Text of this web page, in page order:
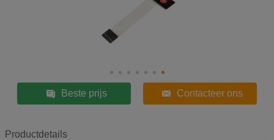
Beste prijs Contacteer ons
Productdetails